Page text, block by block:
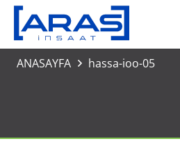
ANASAYFA hassa-ioo-05